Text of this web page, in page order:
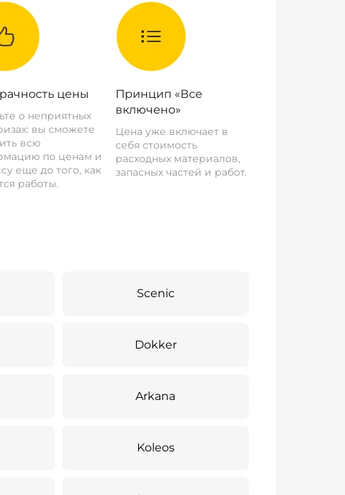
цены
о неприятных
вы сможете
всю
по ценам и
еще до того, как
работы.
Принцип «Все
включено»
Цена уже включает в
себя стоимость
расходных материалов,
запасных частей и работ.
Scenic
Dokker
Arkana
Koleos